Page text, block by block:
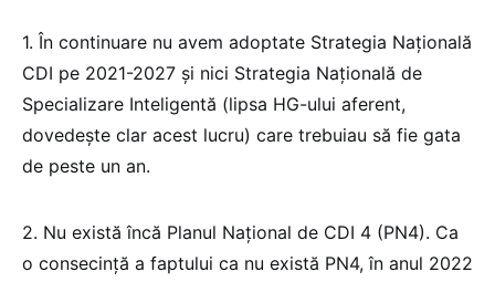
1. În continuare nu avem adoptate Strategia Națională
CDI pe 2021-2027 și nici Strategia Națională de
Specializare Inteligentă (lipsa HG-ului aferent,
dovedește clar acest lucru) care trebuiau să fie gata
de peste un an.
2. Nu există încă Planul Național de CDI 4 (PN4). Ca
o consecință a faptului ca nu există PN4, în anul 2022